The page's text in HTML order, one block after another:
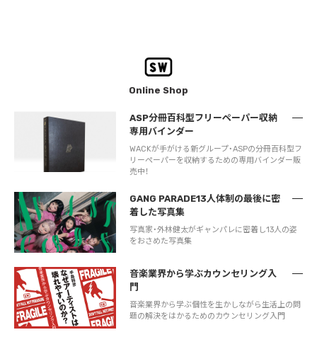
Online Shop
ASP分冊百科型フリーペーパー収納
専用バインダー
WACKが手がける新グループ・ASPの分冊百科型フ
リーペーパーを収納するための専用バインダー販
売中！
GANG PARADE13人体制の最後に密
着した写真集
写真家・外林健太がギャンパレに密着し13人の姿
をおさめた写真集
音楽業界から学ぶカウンセリング入
門
音楽業界から学ぶ個性を生かしながら生活上の問
題の解決をはかるためのカウンセリング入門